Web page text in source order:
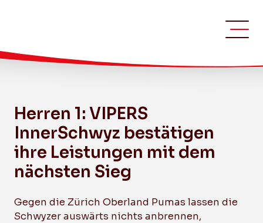
Herren 1: VIPERS
InnerSchwyz bestätigen
ihre Leistungen mit dem
nächsten Sieg
Gegen die Zürich Oberland Pumas lassen die
Schwyzer auswärts nichts anbrennen,